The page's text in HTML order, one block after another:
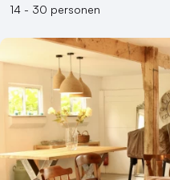
14 - 30 personen